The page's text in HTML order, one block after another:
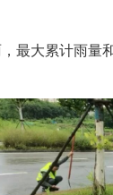
最大累计雨量